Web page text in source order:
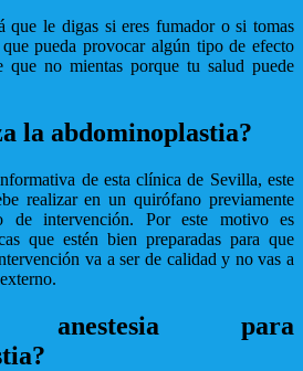
que le digas si eres fumador o si tomas
pueda provocar algún tipo de efecto
que no mientas porque tu salud puede
la abdominoplastia?
de esta clínica de Sevilla, este
realizar en un quirófano previamente
de intervención. Por este motivo es
que estén bien preparadas para que
va a ser de calidad y no vas a
para